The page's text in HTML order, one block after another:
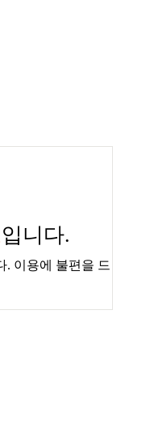
입니다.
. 이용에 불편을 드